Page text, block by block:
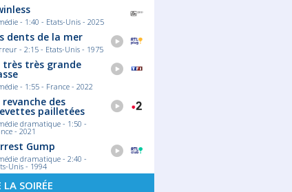
- 1:40 - Etats-Unis - 2025
dents de la mer
- 2:15 - Etats-Unis - 1975
très très grande
- 1:55 - France - 2022
revanche des
pailletées
dramatique - 1:50 -
- 2021
Gump
dramatique - 2:40 -
Unis - 1994
LA SOIRÉE